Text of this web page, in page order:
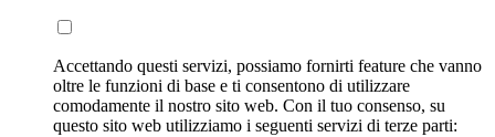
Accettando questi servizi, possiamo fornirti feature che vanno
oltre le funzioni di base e ti consentono di utilizzare
comodamente il nostro sito web. Con il tuo consenso, su
questo sito web utilizziamo i seguenti servizi di terze parti: